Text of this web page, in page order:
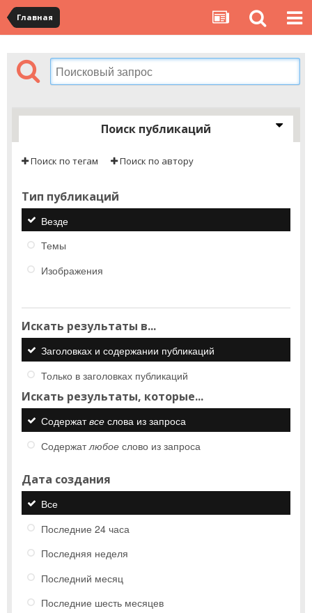
Главная
Поиск публикаций
Поиск по тегам Поиск по автору
Тип публикаций
Везде
Темы
Изображения
Искать результаты в...
Заголовках и содержании публикаций
Только в заголовках публикаций
Искать результаты, которые...
Содержатвсе слова из запроса
Содержатлюбое слово из запроса
Дата создания
Все
Последние 24 часа
Последняя неделя
Последний месяц
Последние шесть месяцев